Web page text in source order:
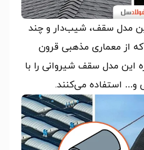
مدل سقف، شیب‌دار و چند
از معماری مذهبی قرون
این مدل سقف شیروانی را با
و… استفاده می‌کنند.